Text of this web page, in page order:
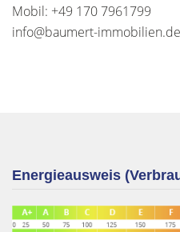
Mobil: +49 170 7961799
info@baumert-immobilien.de
Energieausweis